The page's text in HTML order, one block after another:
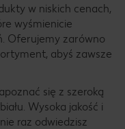
w niskich cenach,
wyśmienicie
Oferujemy zarówno
abyś zawsze
się z szeroką
Wysoka jakość i
raz odwiedzisz